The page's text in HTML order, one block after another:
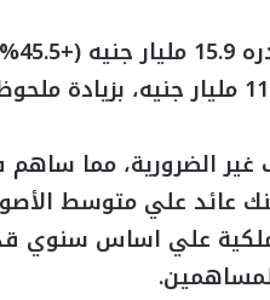
وبناءً
سبتمبر 2024). كما بلغ صافي الربح بعد ضرائب الدخل 11.2 مليار
غير الضرورية، مما
20.3%. كما حقق البنك عائد علي